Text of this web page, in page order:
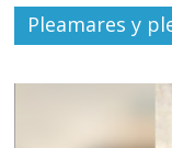
Pleamares y